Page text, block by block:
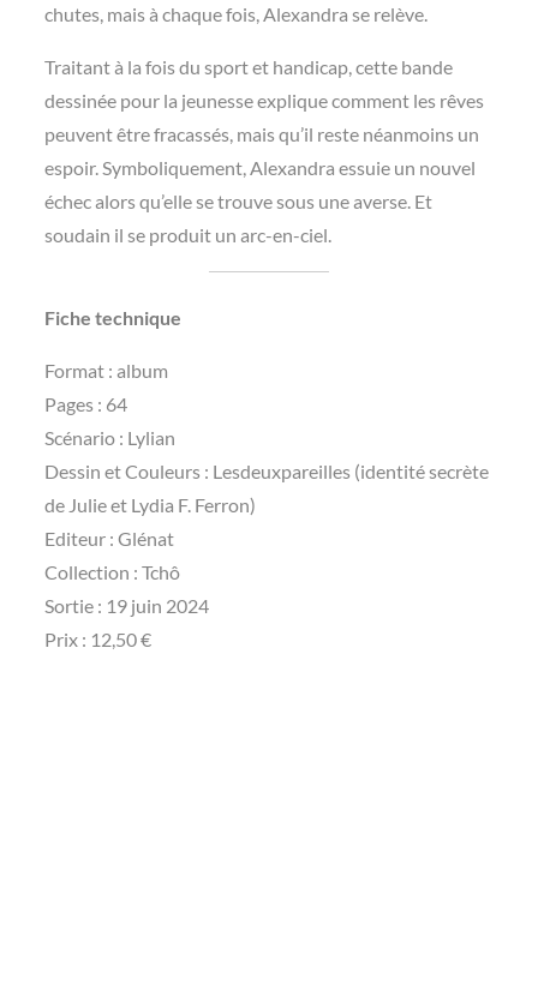
chutes, mais à chaque fois, Alexandra se relève.
Traitant à la fois du sport et handicap, cette bande
dessinée pour la jeunesse explique comment les rêves
peuvent être fracassés, mais qu’il reste néanmoins un
espoir. Symboliquement, Alexandra essuie un nouvel
échec alors qu’elle se trouve sous une averse. Et
soudain il se produit un arc-en-ciel.
Fiche technique
Format : album
Pages : 64
Scénario : Lylian
Dessin et Couleurs : Lesdeuxpareilles (identité secrète
de Julie et Lydia F. Ferron)
Editeur : Glénat
Collection : Tchô
Sortie : 19 juin 2024
Prix : 12,50 €